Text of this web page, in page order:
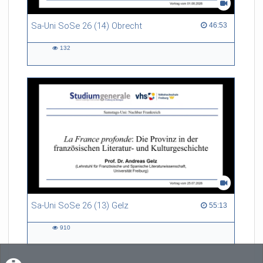
Sa-Uni SoSe 26 (14) Obrecht 46:53
46:53 duration
132
Sa-Uni SoSe 26 (13) Gelz 55:13
55:13 duration
910